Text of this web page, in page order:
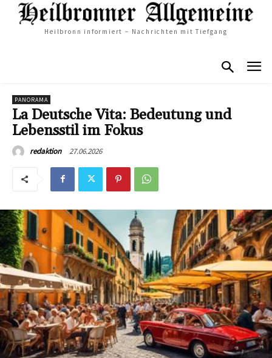
Heilbronn informiert – Nachrichten mit Tiefgang
PANORAMA
La Deutsche Vita: Bedeutung und
Lebensstil im Fokus
redaktion 27.06.2026